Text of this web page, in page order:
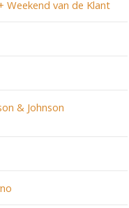
Weekend van de Klant
& Johnson